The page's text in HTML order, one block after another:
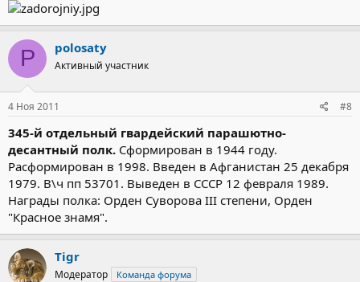
P polosaty
Активный участник
4 Ноя 2011 #8
345-й отдельный гвардейский парашютно-
десантный полк. Сформирован в 1944 году.
Расформирован в 1998. Введен в Афганистан 25 декабря
1979. В\ч пп 53701. Выведен в СССР 12 февраля 1989.
Награды полка: Орден Суворова III степени, Орден
"Красное знамя".
Tigr
Модератор Команда форума